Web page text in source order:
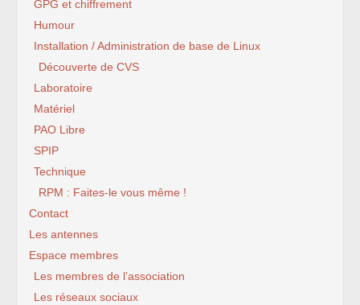
GPG et chiffrement
Humour
Installation / Administration de base de Linux
Découverte de CVS
Laboratoire
Matériel
PAO Libre
SPIP
Technique
RPM : Faites-le vous même !
Contact
Les antennes
Espace membres
Les membres de l’association
Les réseaux sociaux